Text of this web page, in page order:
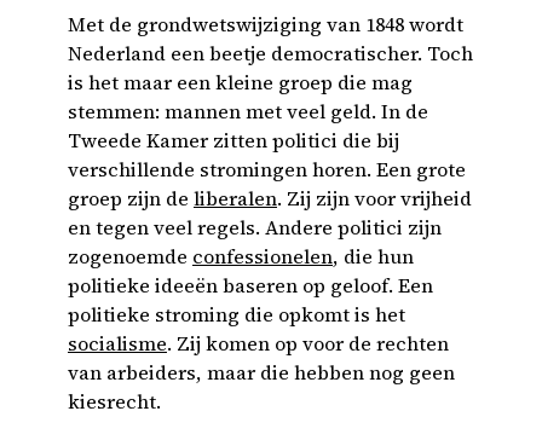
Met de grondwetswijziging van 1848 wordt
Nederland een beetje democratischer. Toch
is het maar een kleine groep die mag
stemmen: mannen met veel geld. In de
Tweede Kamer zitten politici die bij
verschillende stromingen horen. Een grote
groep zijn de liberalen. Zij zijn voor vrijheid
en tegen veel regels. Andere politici zijn
zogenoemde confessionelen, die hun
politieke ideeën baseren op geloof. Een
politieke stroming die opkomt is het
socialisme. Zij komen op voor de rechten
van arbeiders, maar die hebben nog geen
kiesrecht.